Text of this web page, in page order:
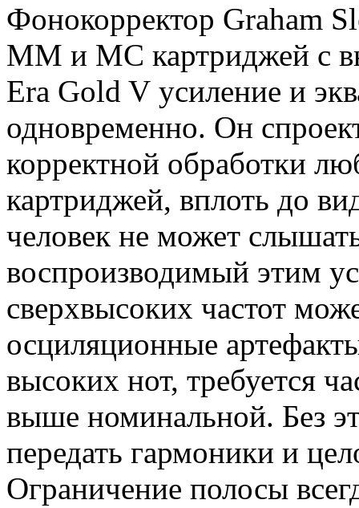
Фонокорректор Graham
ММ и МС картриджей с
Era Gold V усиление и
одновременно. Он
корректной обработки
картриджей, вплоть до
человек не может
воспроизводимый этим
сверхвысоких частот
осциляционные
высоких нот, требуется
выше номинальной. Без
передать гармоники и
Ограничение полосы